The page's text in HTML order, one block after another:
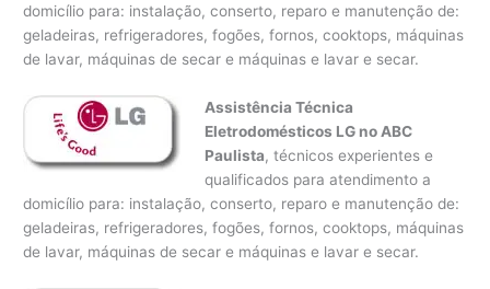
domicílio para: instalação, conserto, reparo e manutenção de:
geladeiras, refrigeradores, fogões, fornos, cooktops, máquinas
de lavar, máquinas de secar e máquinas e lavar e secar.
Assistência Técnica
Eletrodomésticos LG no ABC
Paulista, técnicos experientes e
qualificados para atendimento a
domicílio para: instalação, conserto, reparo e manutenção de:
geladeiras, refrigeradores, fogões, fornos, cooktops, máquinas
de lavar, máquinas de secar e máquinas e lavar e secar.